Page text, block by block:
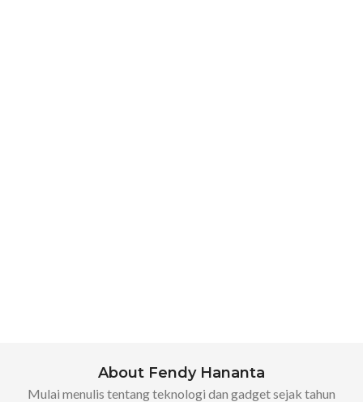
About Fendy Hananta
Mulai menulis tentang teknologi dan gadget sejak tahun